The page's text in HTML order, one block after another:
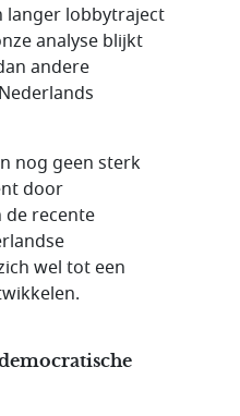
langer lobbytraject
analyse blijkt
andere
nog geen sterk
door
de recente
wel tot een